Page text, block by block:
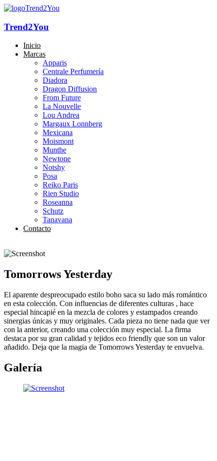
Trend2You
Inicio
Marcas
Apparis
Centrale Perfumería
Diadora
Dragon Diffusion
From Future
La Nouvelle
Lou Andrea
Margaux Lonnberg
Mexicana
Moismont
Munthe
Newtone
Notshy
Posa
Reiko Paris
Rien Studio
Roseanna
Schutz
Tanavana
Contacto
Tomorrows Yesterday
El aparente despreocupado estilo boho saca su lado más romántico
en esta colección. Con influencias de diferentes culturas , hace
especial hincapié en la mezcla de colores y estampados creando
sinergias únicas y muy originales. Cada pieza no tiene nada que ver
con la anterior, creando una colección muy especial. La firma
destaca por su gran calidad y tejidos eco friendly que son un valor
añadido. Deja que la magia de Tomorrows Yesterday te envuelva.
Galería